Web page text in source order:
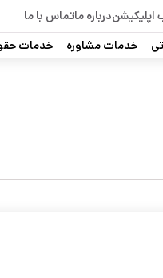
اپلیکیشندرباره ماتماس با ما
خدمات مشاوره خدمات